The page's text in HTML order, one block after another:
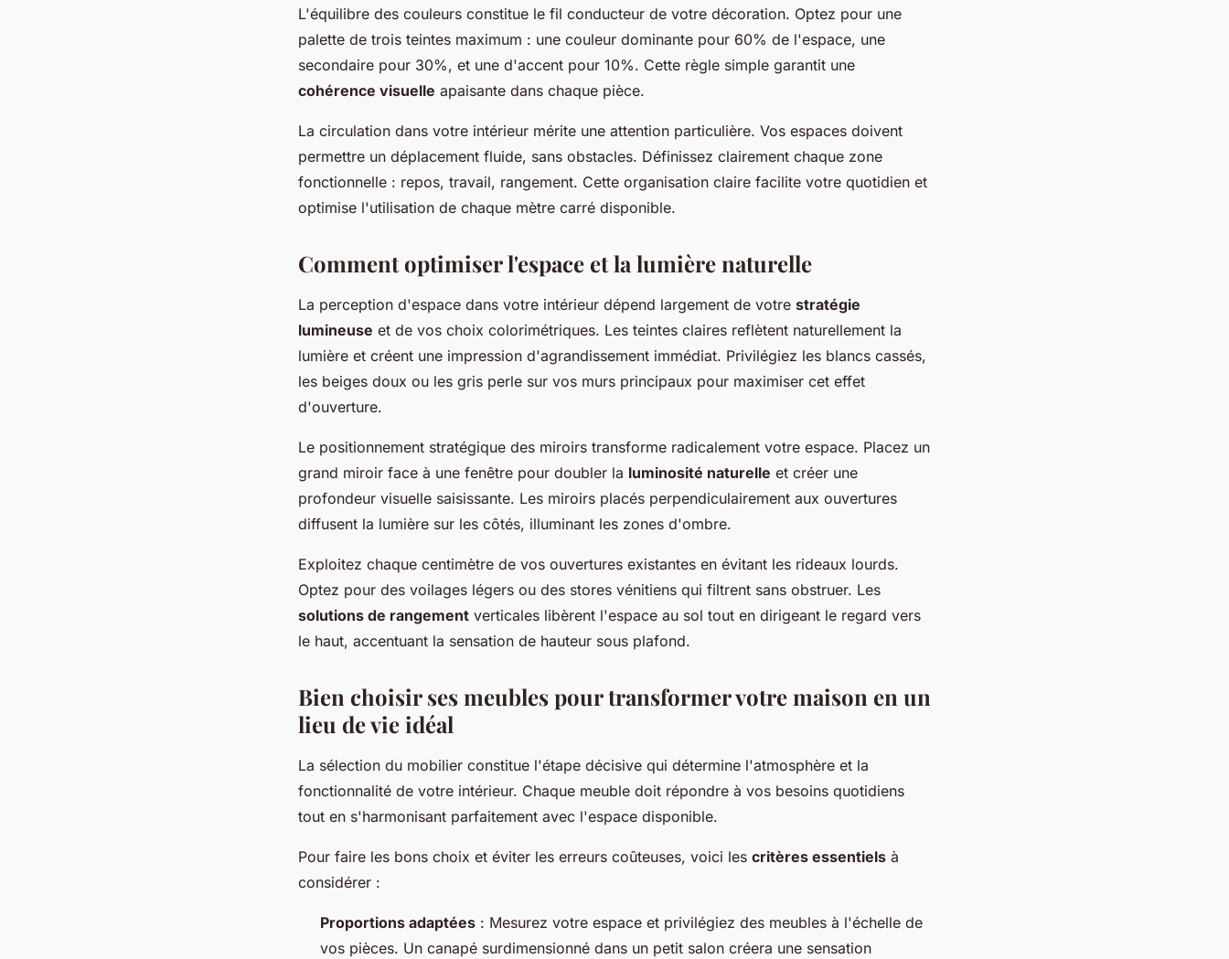
L'équilibre des couleurs constitue le fil conducteur de votre décoration. Optez pour une
palette de trois teintes maximum : une couleur dominante pour 60% de l'espace, une
secondaire pour 30%, et une d'accent pour 10%. Cette règle simple garantit une
cohérence visuelle apaisante dans chaque pièce.
La circulation dans votre intérieur mérite une attention particulière. Vos espaces doivent
permettre un déplacement fluide, sans obstacles. Définissez clairement chaque zone
fonctionnelle : repos, travail, rangement. Cette organisation claire facilite votre quotidien et
optimise l'utilisation de chaque mètre carré disponible.
Comment optimiser l'espace et la lumière naturelle
La perception d'espace dans votre intérieur dépend largement de votre stratégie
lumineuse et de vos choix colorimétriques. Les teintes claires reflètent naturellement la
lumière et créent une impression d'agrandissement immédiat. Privilégiez les blancs cassés,
les beiges doux ou les gris perle sur vos murs principaux pour maximiser cet effet
d'ouverture.
Le positionnement stratégique des miroirs transforme radicalement votre espace. Placez un
grand miroir face à une fenêtre pour doubler la luminosité naturelle et créer une
profondeur visuelle saisissante. Les miroirs placés perpendiculairement aux ouvertures
diffusent la lumière sur les côtés, illuminant les zones d'ombre.
Exploitez chaque centimètre de vos ouvertures existantes en évitant les rideaux lourds.
Optez pour des voilages légers ou des stores vénitiens qui filtrent sans obstruer. Les
solutions de rangement verticales libèrent l'espace au sol tout en dirigeant le regard vers
le haut, accentuant la sensation de hauteur sous plafond.
Bien choisir ses meubles pour transformer votre maison en un
lieu de vie idéal
La sélection du mobilier constitue l'étape décisive qui détermine l'atmosphère et la
fonctionnalité de votre intérieur. Chaque meuble doit répondre à vos besoins quotidiens
tout en s'harmonisant parfaitement avec l'espace disponible.
Pour faire les bons choix et éviter les erreurs coûteuses, voici les critères essentiels à
considérer :
Proportions adaptées : Mesurez votre espace et privilégiez des meubles à l'échelle de
vos pièces. Un canapé surdimensionné dans un petit salon créera une sensation